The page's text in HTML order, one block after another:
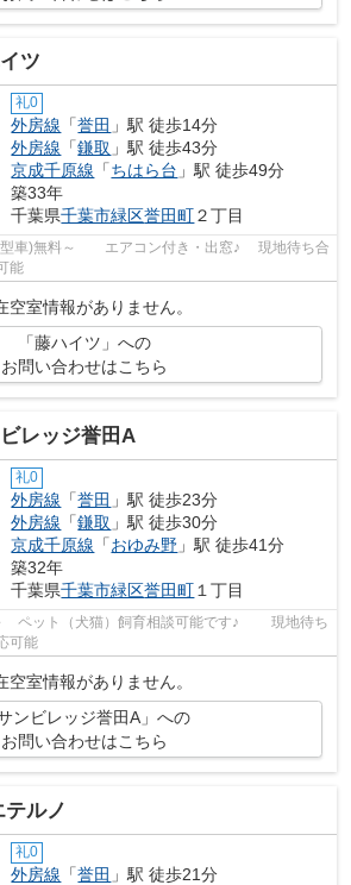
ツ
礼0
外房線 「誉田 」駅 徒歩14分
外房線 「鎌取 」駅 徒歩43分
京成千原線 「ちはら台 」駅 徒歩49分
築33年
千葉県千葉市緑区誉田町２丁目
型車)無料～ エアコン付き・出窓♪ 現地待ち合
能
空室情報がありません。
「藤ハイツ」への
お問い合わせはこちら
レッジ誉田A
礼0
外房線 「誉田 」駅 徒歩23分
外房線 「鎌取 」駅 徒歩30分
京成千原線 「おゆみ野 」駅 徒歩41分
築32年
千葉県千葉市緑区誉田町 １丁目
ペット（犬猫）飼育相談可能です♪ 現地待ち
可能
空室情報がありません。
サンビレッジ誉田A」への
お問い合わせはこちら
テルノ
礼0
外房線 「誉田 」駅 徒歩21分